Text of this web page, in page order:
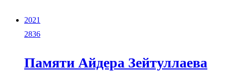
2021
2836
Памяти Айдера Зейтуллаева